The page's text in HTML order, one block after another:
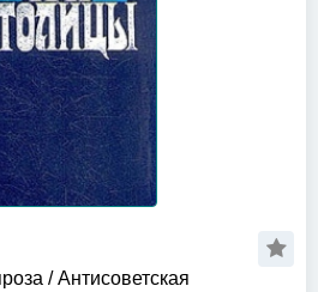
/Антисоветская